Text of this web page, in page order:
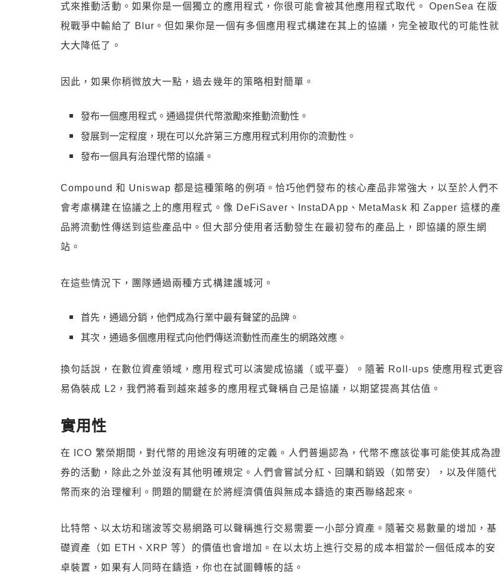
式來推動活動。如果你是一個獨立的應用程式，你很可能會被其他應用程式取代。 OpenSea 在版
稅戰爭中輸給了 Blur。但如果你是一個有多個應用程式構建在其上的協議，完全被取代的可能性就
大大降低了。
因此，如果你稍微放大一點，過去幾年的策略相對簡單。
發布一個應用程式。通過提供代幣激勵來推動流動性。
發展到一定程度，現在可以允許第三方應用程式利用你的流動性。
發布一個具有治理代幣的協議。
Compound 和 Uniswap 都是這種策略的例項。恰巧他們發布的核心產品非常強大，以至於人們不
會考慮構建在協議之上的應用程式。像 DeFiSaver、InstaDApp、MetaMask 和 Zapper 這樣的產
品將流動性傳送到這些產品中。但大部分使用者活動發生在最初發布的產品上，即協議的原生網
站。
在這些情況下，團隊通過兩種方式構建護城河。
首先，通過分銷，他們成為行業中最有聲望的品牌。
其次，通過多個應用程式向他們傳送流動性而產生的網路效應。
換句話說，在數位資產領域，應用程式可以演變成協議（或平臺）。隨著 Roll-ups 使應用程式更容
易偽裝成 L2，我們將看到越來越多的應用程式聲稱自己是協議，以期望提高其估值。
實用性
在 ICO 繁榮期間，對代幣的用途沒有明確的定義。人們普遍認為，代幣不應該從事可能使其成為證
券的活動，除此之外並沒有其他明確規定。人們會嘗試分紅、回購和銷毀（如幣安），以及伴隨代
幣而來的治理權利。問題的關鍵在於將經濟價值與無成本鑄造的東西聯絡起來。
比特幣、以太坊和瑞波等交易網路可以聲稱進行交易需要一小部分資產。隨著交易數量的增加，基
礎資產（如 ETH、XRP 等）的價值也會增加。在以太坊上進行交易的成本相當於一個低成本的安
卓裝置，如果有人同時在鑄造，你也在試圖轉帳的話。